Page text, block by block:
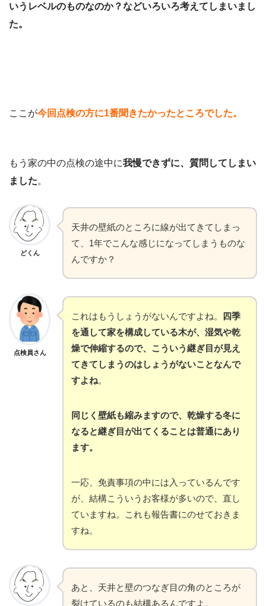
いうレベルのものなのか？などいろいろ考えてしまいまし
た。
ここが今回点検の方に1番聞きたかったところでした。
もう家の中の点検の途中に我慢できずに、質問してしまい
ました。
どくん
天井の壁紙のところに線が出てきてしまっ
て、1年でこんな感じになってしまうものな
んですか？
点検員さん
これはもうしょうがないんですよね。
四季
を通して家を構成している木が、湿気や乾
燥で伸縮するので、こういう継ぎ目が見え
てきてしまうのはしょうがないことなんで
すよね。
同じく壁紙も縮みますので、乾燥する冬に
なると継ぎ目が出てくることは普通にあり
ます。
一応、免責事項の中には入っているんです
が、結構こういうお客様が多いので、直し
ていますね。これも報告書にのせておきま
すね。
あと、天井と壁のつなぎ目の角のところが
裂けているのも結構あるんですよ。